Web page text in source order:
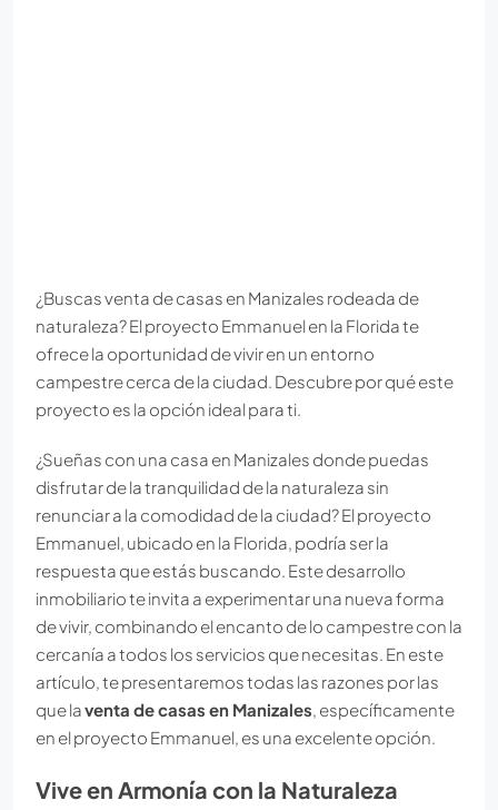
¿Buscas venta de casas en Manizales rodeada de
naturaleza? El proyecto Emmanuel en la Florida te
ofrece la oportunidad de vivir en un entorno
campestre cerca de la ciudad. Descubre por qué este
proyecto es la opción ideal para ti.
¿Sueñas con una casa en Manizales donde puedas
disfrutar de la tranquilidad de la naturaleza sin
renunciar a la comodidad de la ciudad? El proyecto
Emmanuel, ubicado en la Florida, podría ser la
respuesta que estás buscando. Este desarrollo
inmobiliario te invita a experimentar una nueva forma
de vivir, combinando el encanto de lo campestre con la
cercanía a todos los servicios que necesitas. En este
artículo, te presentaremos todas las razones por las
que laventa de casas en Manizales , específicamente
en el proyecto Emmanuel, es una excelente opción.
Vive en Armonía con la Naturaleza